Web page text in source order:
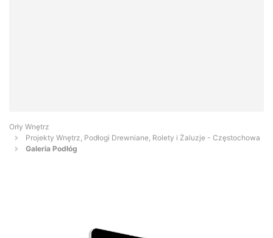
Orły Wnętrz
Projekty Wnętrz, Podłogi Drewniane, Rolety i Żaluzje - Częstochowa
Galeria Podłóg